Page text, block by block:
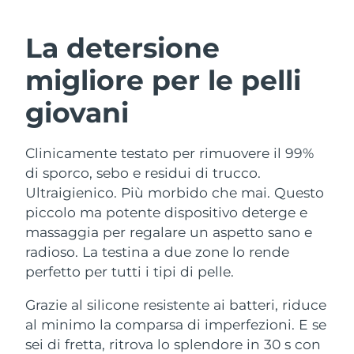
La detersione
migliore per le pelli
giovani
Clinicamente testato per rimuovere il 99%
di sporco, sebo e residui di trucco.
Ultraigienico. Più morbido che mai. Questo
piccolo ma potente dispositivo deterge e
massaggia per regalare un aspetto sano e
radioso. La testina a due zone lo rende
perfetto per tutti i tipi di pelle.
Grazie al silicone resistente ai batteri, riduce
al minimo la comparsa di imperfezioni. E se
sei di fretta, ritrova lo splendore in 30 s con
Detersione viso
LUNA™ 4 pacchetto
LUNA™ 4 Plus
Massage, LED heating
LUNA™ 4 Men
For men, anti-aging massage
Lifting viso
BEAR™ 2 pacchetto
BEAR™ 2 go
Microcurrent toning on-the-go
BEAR™ 2 eyes & lips
Microcurrent line smoothing device
Idratazione
UFO™ 3 pacchetto
Deep facial hydration
Near-infrared and red light therapy
device
Igiene orale
issa™ 4
Hybrid silicone sonic toothbrush
issa™ 4 plus
Smart hybrid silicone sonic toothbrush
TRATTAMENTI ANTI-AGE FAQ™
Anti-age Trattamenti LED
NEW
Bahrein Consegna stimata
Belgio Consegna stimata
Bosnia ed
Erzegovina
Consegna stimata
Brunei Consegna stimata 8/13/26
Bulgaria Consegna stimata
Canada Consegna stimata8/12/26
Cile Consegna stimata 8/12/26